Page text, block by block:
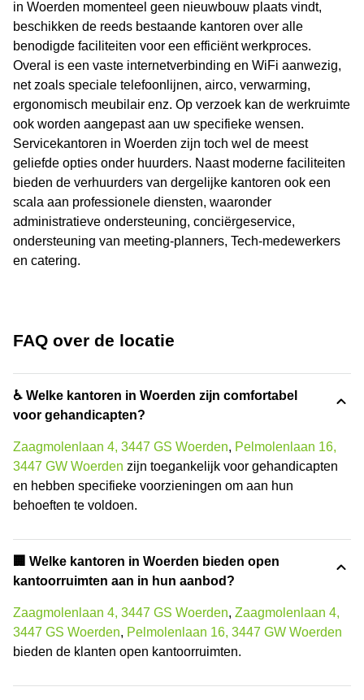
in Woerden momenteel geen nieuwbouw plaats vindt,
beschikken de reeds bestaande kantoren over alle
benodigde faciliteiten voor een efficiënt werkproces.
Overal is een vaste internetverbinding en WiFi aanwezig,
net zoals speciale telefoonlijnen, airco, verwarming,
ergonomisch meubilair enz. Op verzoek kan de werkruimte
ook worden aangepast aan uw specifieke wensen.
Servicekantoren in Woerden zijn toch wel de meest
geliefde opties onder huurders. Naast moderne faciliteiten
bieden de verhuurders van dergelijke kantoren ook een
scala aan professionele diensten, waaronder
administratieve ondersteuning, conciërgeservice,
ondersteuning van meeting-planners, Tech-medewerkers
en catering.
FAQ over de locatie
♿ Welke kantoren in Woerden zijn comfortabel
voor gehandicapten?
Zaagmolenlaan 4, 3447 GS Woerden, Pelmolenlaan 16,
3447 GW Woerden zijn toegankelijk voor gehandicapten
en hebben specifieke voorzieningen om aan hun
behoeften te voldoen.
‍🏢 Welke kantoren in Woerden bieden open
kantoorruimten aan in hun aanbod?
Zaagmolenlaan 4, 3447 GS Woerden, Zaagmolenlaan 4,
3447 GS Woerden, Pelmolenlaan 16, 3447 GW Woerden
bieden de klanten open kantoorruimten.